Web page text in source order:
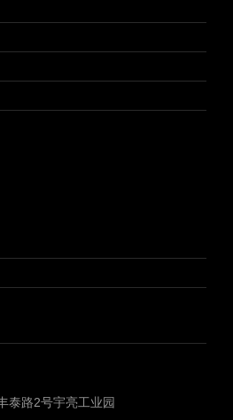
泰路2号宇亮工业园